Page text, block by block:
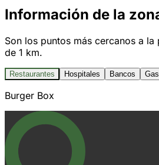
Información de la
Son los puntos más cercanos a
de 1 km.
Restaurantes Hospitales Bancos
Burger Box